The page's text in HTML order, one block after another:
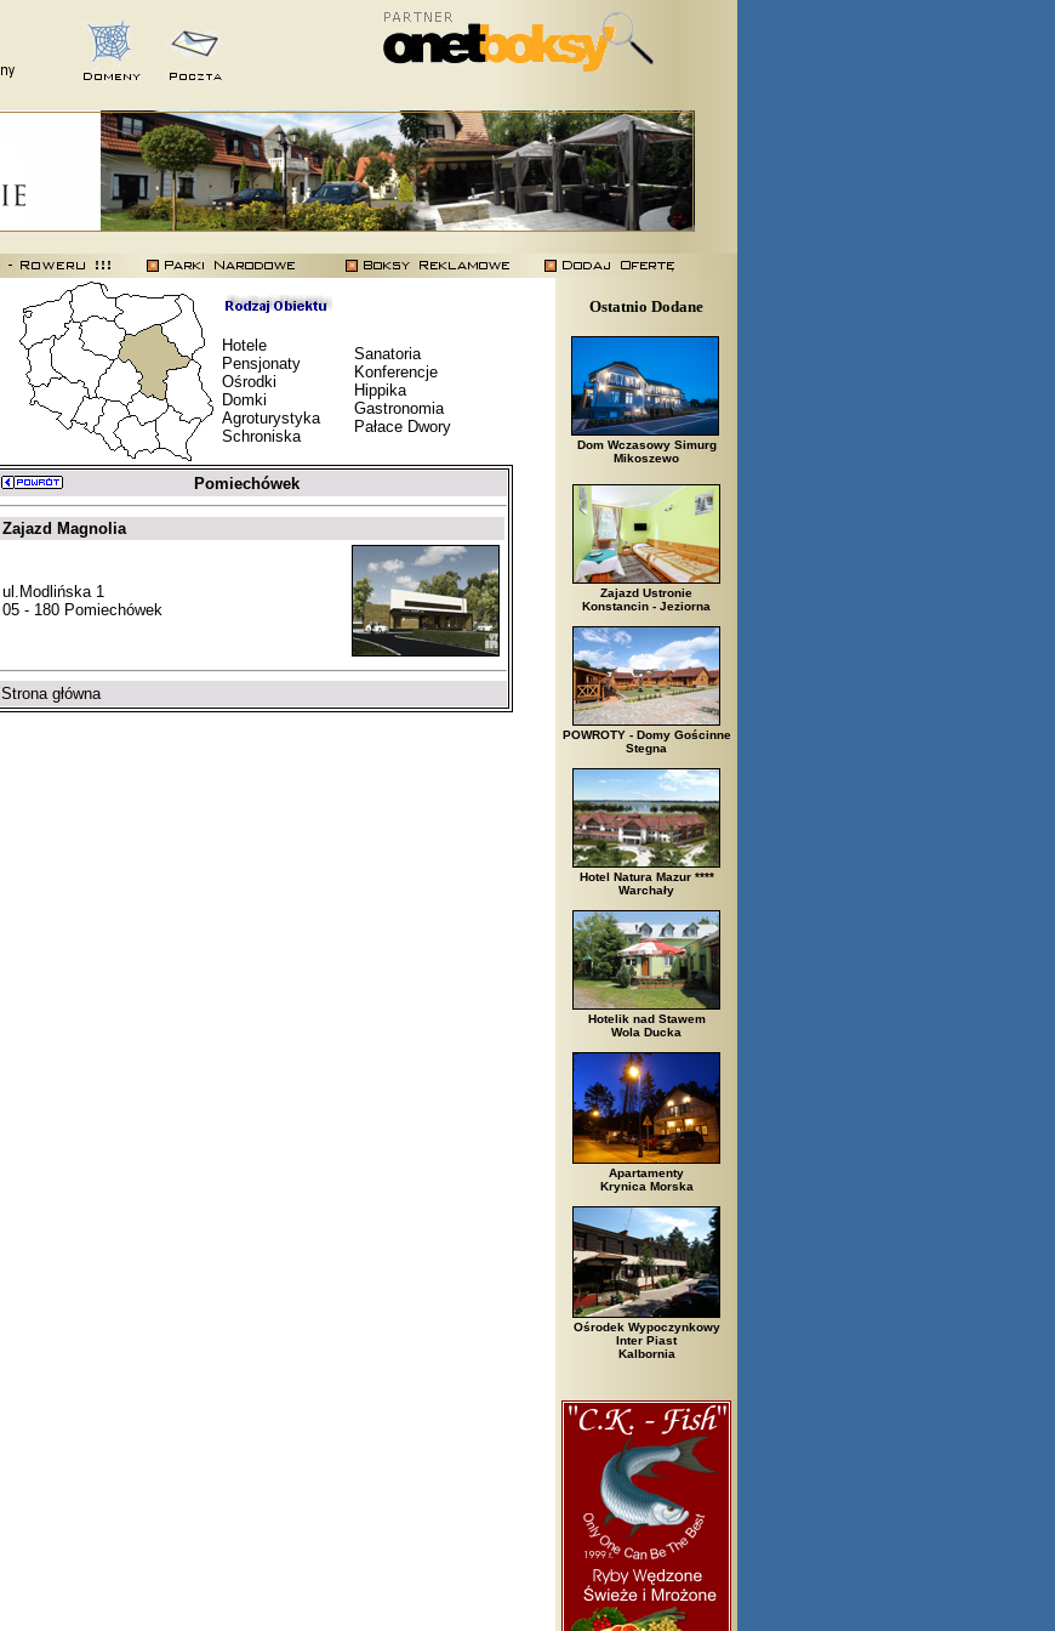
Hotele
Pensjonaty
Ośrodki
Domki
Agroturystyka
Schroniska
Sanatoria
Konferencje
Hippika
Gastronomia
Pałace Dwory
Pomiechówek
Zajazd Magnolia
ul.Modlińska 1
05 - 180 Pomiechówek
Strona główna
Arłamów, Augustów, Babice Stare, Bachanowo, Barczewo, Bardo, Białobrzegi, Białowieża, Bielsko Biała, Biały Bór, Biały Dunajec,
Ostatnio Dodane
Dom Wczasowy Simurg
Mikoszewo
Zajazd Ustronie
Konstancin - Jeziorna
POWROTY - Domy Gościnne
Stegna
Hotel Natura Mazur ****
Warchały
Hotelik nad Stawem
Wola Ducka
Apartamenty
Krynica Morska
Ośrodek Wypoczynkowy
Inter Piast
Kalbornia